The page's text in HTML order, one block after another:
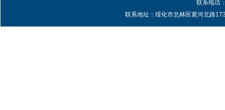
联系电话
联系地址：绥化市北林区黄河北路